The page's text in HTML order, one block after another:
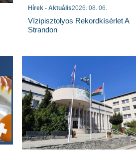
Hírek - Aktuális2026. 08. 06.
Vízipisztolyos Rekordkísérlet A
Strandon